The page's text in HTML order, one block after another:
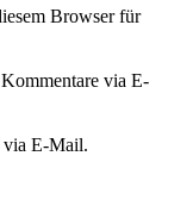
Browser für
via E-
via E-Mail.